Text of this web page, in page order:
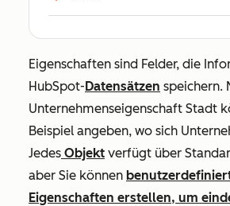
Eigenschaften sind Felder, die
HubSpot-Datensätzen speichern.
Unternehmenseigenschaft Stadt
Beispiel angeben, wo sich
Jedes Objekt verfügt über
aber Sie können
Eigenschaften erstellen, um